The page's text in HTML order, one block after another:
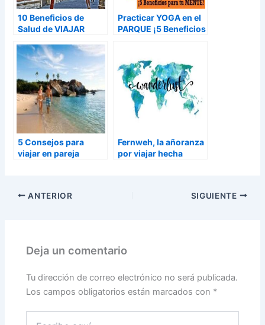
10 Beneficios de
Salud de VIAJAR
Practicar YOGA en el
PARQUE ¡5 Beneficios
5 Consejos para
viajar en pareja
Fernweh, la añoranza
por viajar hecha
ANTERIOR SIGUIENTE
Deja un comentario
Tu dirección de correo electrónico no será publicada.
Los campos obligatorios están marcados con *